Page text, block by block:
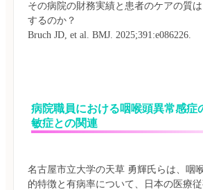
その病院の財務実績と患者のケアの質
するのか？
病院職員における咽喉頭異常感症
敏症との関連
名古屋市立大学の天草 勇輝氏らは、咽
的特徴と有病率について、日本の医療